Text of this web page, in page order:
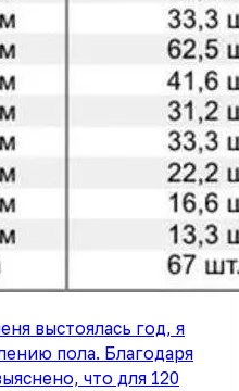
выстоялась год, я
пола. Благодаря
что для 120